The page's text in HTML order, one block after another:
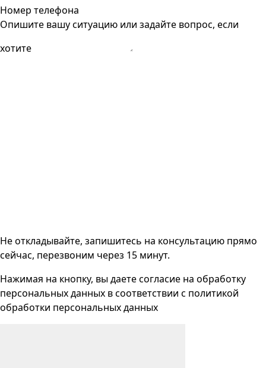
Номер телефона
Опишите вашу ситуацию или задайте вопрос, если
хотите
Не откладывайте, запишитесь на консультацию прямо
сейчас, перезвоним через 15 минут.
Нажимая на кнопку, вы даете согласие на обработку
персональных данных в соответствии с политикой
обработки персональных данных